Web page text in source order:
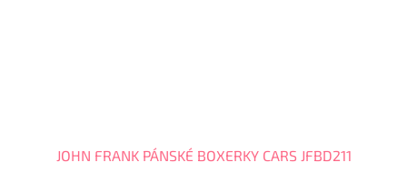
JOHN FRANK PÁNSKÉ BOXERKY CARS JFBD211